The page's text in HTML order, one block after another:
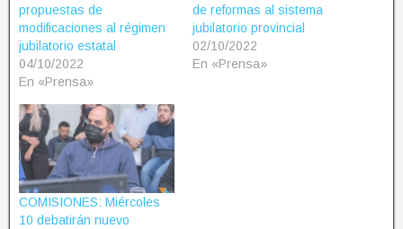
propuestas de
modificaciones al régimen
jubilatorio estatal
04/10/2022
En «Prensa»
de reformas al sistema
jubilatorio provincial
02/10/2022
En «Prensa»
COMISIONES: Miércoles
10 debatirán nuevo